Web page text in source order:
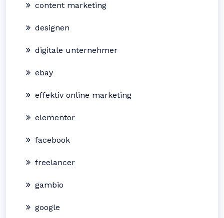
content marketing
designen
digitale unternehmer
ebay
effektiv online marketing
elementor
facebook
freelancer
gambio
google